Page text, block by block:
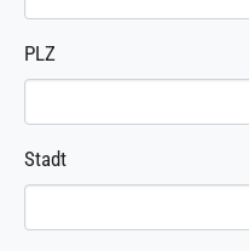
PLZ
Stadt